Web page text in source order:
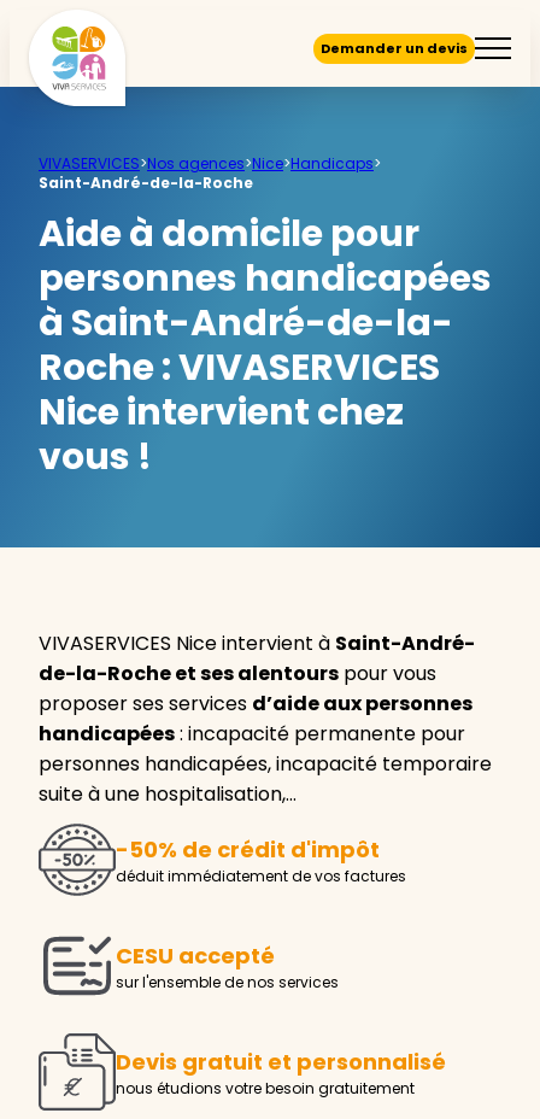
Demander un devis
VIVASERVICES>Nos agences>Nice>Handicaps>
Saint-André-de-la-Roche
Aide à domicile pour
personnes handicapées
à Saint-André-de-la-
Roche :VIVASERVICES
Nice intervient chez
vous !
VIVASERVICES Nice intervient à Saint-André-
de-la-Roche et ses alentours pour vous
proposer ses services d’aide aux personnes
handicapées: incapacité permanente pour
personnes handicapées, incapacité temporaire
suite à une hospitalisation,…
-50% de crédit d'impôt
déduit immédiatement de vos factures
CESU accepté
sur l'ensemble de nos services
Devis gratuit et personnalisé
nous étudions votre besoin gratuitement